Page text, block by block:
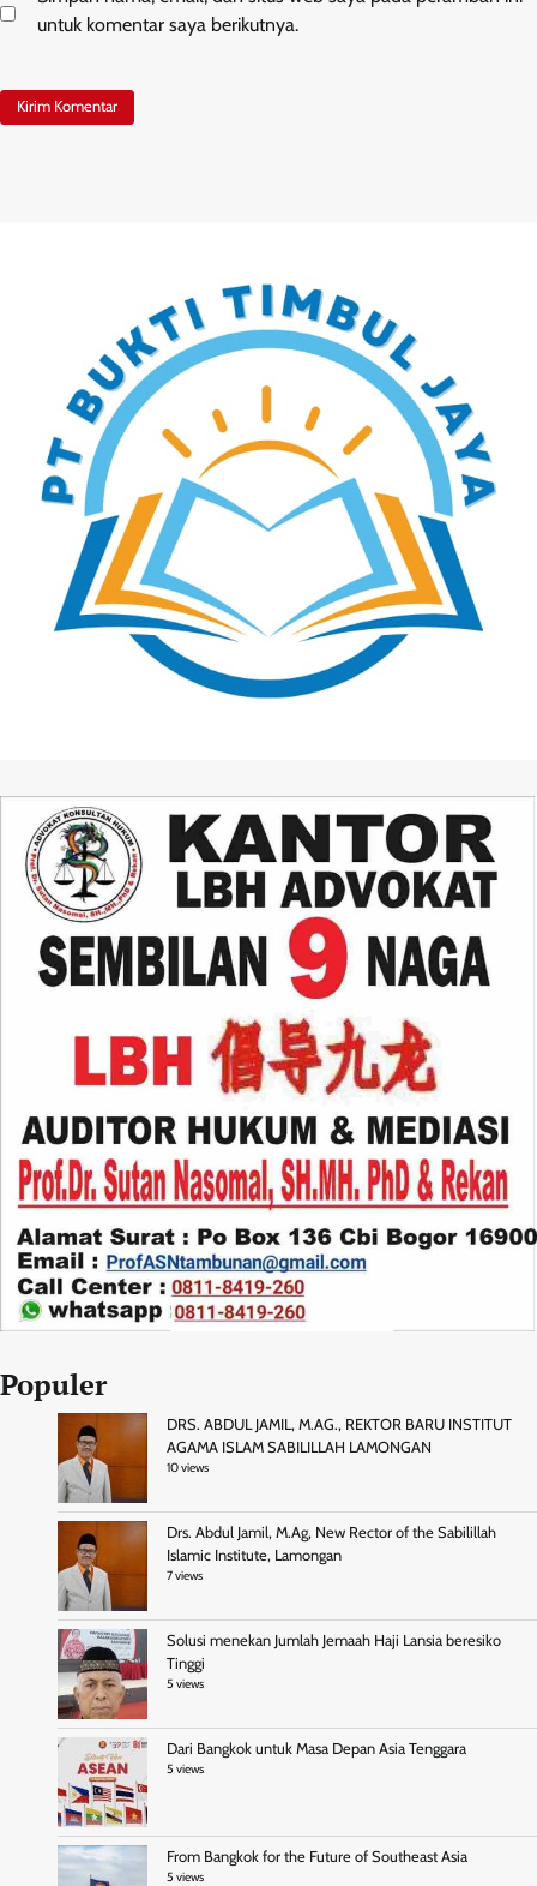
untuk komentar saya berikutnya.
Populer
DRS. ABDUL JAMIL, M.AG., REKTOR BARU INSTITUT
AGAMA ISLAM SABILILLAH LAMONGAN
10 views
Drs. Abdul Jamil, M.Ag, New Rector of the Sabilillah
Islamic Institute, Lamongan
7 views
Solusi menekan Jumlah Jemaah Haji Lansia beresiko
Tinggi
5 views
Dari Bangkok untuk Masa Depan Asia Tenggara
5 views
From Bangkok for the Future of Southeast Asia
5 views